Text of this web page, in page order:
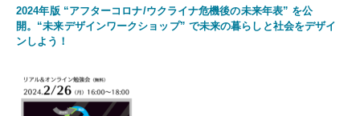
2024年版 “アフターコロナ/ウクライナ危機後の未来年表” を公
開。“未来デザインワークショップ” で未来の暮らしと社会をデザイ
ンしよう！